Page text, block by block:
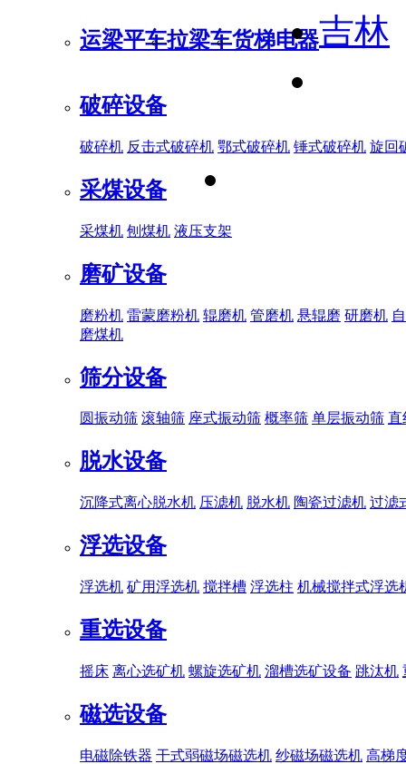
运梁平车拉梁车货梯电器
破碎设备
破碎机 反击式破碎机 鄂式破碎机 锤式破碎机 旋回
采煤设备
采煤机 刨煤机 液压支架
磨矿设备
磨粉机 雷蒙磨粉机 辊磨机 管磨机 悬辊磨 研磨机
磨煤机
筛分设备
圆振动筛 滚轴筛 座式振动筛 概率筛 单层振动筛 直
脱水设备
沉降式离心脱水机 压滤机 脱水机 陶瓷过滤机 过滤
浮选设备
浮选机 矿用浮选机 搅拌槽 浮选柱 机械搅拌式浮选
重选设备
摇床 离心选矿机 螺旋选矿机 溜槽选矿设备 跳汰机
磁选设备
电磁除铁器 干式弱磁场磁选机 纱磁场磁选机 高梯
吉林